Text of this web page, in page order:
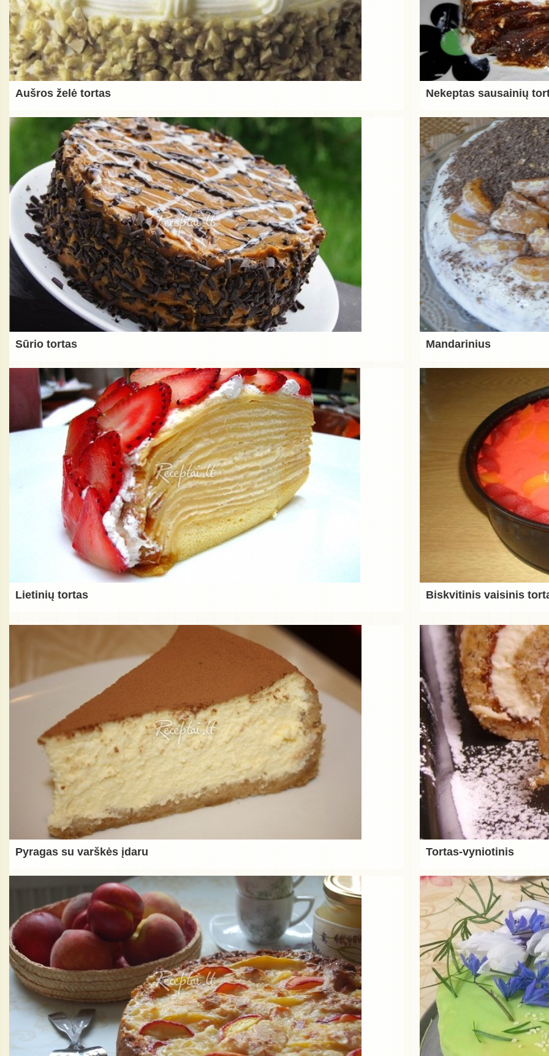
Aušros želė tortas Nekeptas sausainių
Sūrio tortas Mandarinius
Lietinių tortas Biskvitinis vaisinis
Pyragas su varškės įdaru Tortas-vyniotinis